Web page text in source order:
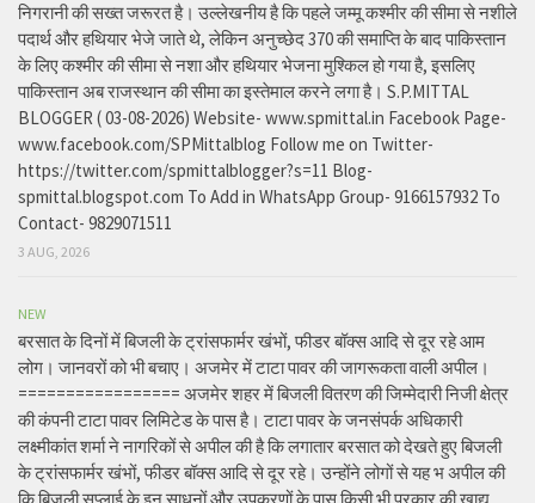
निगरानी की सख्त जरूरत है। उल्लेखनीय है कि पहले जम्मू कश्मीर की सीमा से नशीले
पदार्थ और हथियार भेजे जाते थे, लेकिन अनुच्छेद 370 की समाप्ति के बाद पाकिस्तान
के लिए कश्मीर की सीमा से नशा और हथियार भेजना मुश्किल हो गया है, इसलिए
पाकिस्तान अब राजस्थान की सीमा का इस्तेमाल करने लगा है। S.P.MITTAL
BLOGGER ( 03-08-2026) Website- www.spmittal.in Facebook Page-
www.facebook.com/SPMittalblog Follow me on Twitter-
https://twitter.com/spmittalblogger?s=11 Blog-
spmittal.blogspot.com To Add in WhatsApp Group- 9166157932 To
Contact- 9829071511
3 AUG, 2026
NEW
बरसात के दिनों में बिजली के ट्रांसफार्मर खंभों, फीडर बॉक्स आदि से दूर रहे आम
लोग। जानवरों को भी बचाए। अजमेर में टाटा पावर की जागरूकता वाली अपील।
================= अजमेर शहर में बिजली वितरण की जिम्मेदारी निजी क्षेत्र
की कंपनी टाटा पावर लिमिटेड के पास है। टाटा पावर के जनसंपर्क अधिकारी
लक्ष्मीकांत शर्मा ने नागरिकों से अपील की है कि लगातार बरसात को देखते हुए बिजली
के ट्रांसफार्मर खंभों, फीडर बॉक्स आदि से दूर रहे। उन्होंने लोगों से यह भ अपील की